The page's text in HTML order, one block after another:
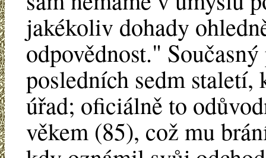
jakékoliv dohady
odpovědnost."
posledních sedm staletí,
úřad; oficiálně to
věkem (85), což mu